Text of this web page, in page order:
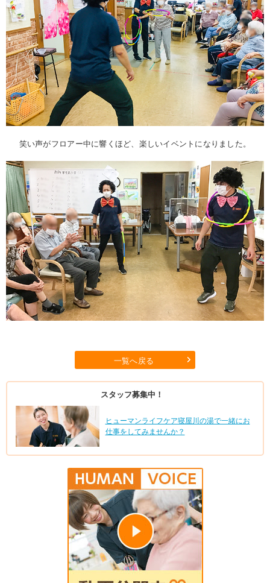
笑い声がフロアー中に響くほど、楽しいイベントになりました。
一覧へ戻る
スタッフ募集中！
ヒューマンライフケア寝屋川の湯で一緒にお
仕事をしてみませんか？